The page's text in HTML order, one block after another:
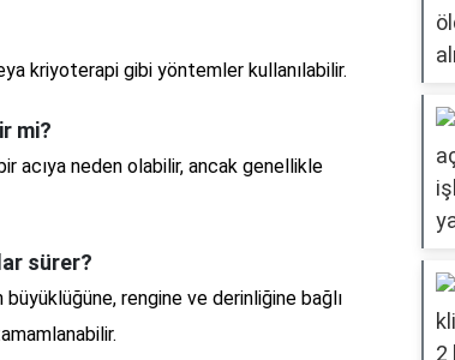
kriyoterapi gibi yöntemler kullanılabilir.
mi?
acıya neden olabilir, ancak genellikle
sürer?
rengine ve derinliğine bağlı